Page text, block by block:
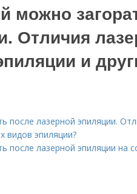
можно
Отличия
и
после лазерной эпиляции.
видов эпиляции?
после лазерной эпиляции на